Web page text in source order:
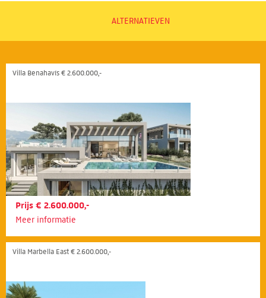
ALTERNATIEVEN
Villa Benahavís € 2.600.000,-
Prijs € 2.600.000,-
Meer informatie
Villa Marbella East € 2.600.000,-